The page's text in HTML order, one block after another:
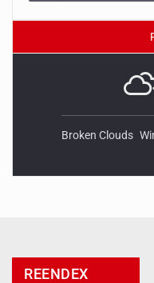
Broken Clouds
REENDEX